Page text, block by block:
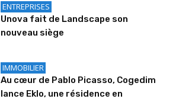
ENTREPRISES
Unova fait de Landscape son
nouveau siège
IMMOBILIER
Au cœur de Pablo Picasso, Cogedim
lance Eklo, une résidence en